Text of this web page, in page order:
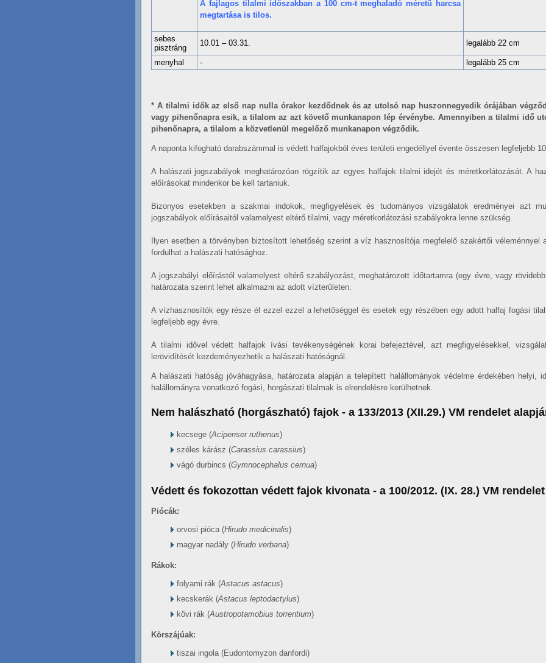
A fajlagos tilalmi időszakban a 100 cm-t meghaladó méretű harcsa
megtartása is tilos.
sebes
pisztráng
10.01 – 03.31. legalább 22 cm
menyhal - legalább 25 cm
* A tilalmi idők az első nap nulla órakor kezdődnek és az utolsó nap huszonnegyedik órájában
vagy pihenőnapra esik, a tilalom az azt követő munkanapon lép érvénybe. Amennyiben a tilalmi idő
pihenőnapra, a tilalom a közvetlenül megelőző munkanapon végződik.
A naponta kifogható darabszámmal is védett halfajokból éves területi engedéllyel évente összesen legfeljebb
A halászati jogszabályok meghatározóan rögzítik az egyes halfajok tilalmi idejét és méretkorlátozását. A
előírásokat mindenkor be kell tartaniuk.
Bizonyos esetekben a szakmai indokok, megfigyelések és tudományos vizsgálatok eredményei azt
jogszabályok előírásaitól valamelyest eltérő tilalmi, vagy méretkorlátozási szabályokra lenne szükség.
Ilyen esetben a törvényben biztosított lehetőség szerint a víz hasznosítója megfelelő szakértői véleménnyel
fordulhat a halászati hatósághoz.
A jogszabályi előírástól valamelyest eltérő szabályozást, meghatározott időtartamra (egy évre, vagy
határozata szerint lehet alkalmazni az adott vízterületen.
A vízhasznosítók egy része él ezzel ezzel a lehetőséggel és esetek egy részében egy adott halfaj fogási
legfeljebb egy évre.
A tilalmi idővel védett halfajok ívási tevékenységének korai befejeztével, azt megfigyelésekkel,
lerövidítését kezdeményezhetik a halászati hatóságnál.
A halászati hatóság jóváhagyása, határozata alapján a telepített halállományok védelme érdekében helyi,
halállományra vonatkozó fogási, horgászati tilalmak is elrendelésre kerülhetnek.
Nem halászható (horgászható) fajok - a 133/2013 (XII.29.) VM rendelet
kecsege (Acipenser ruthenus)
széles kárász (Carassius carassius)
vágó durbincs (Gymnocephalus cernua)
Védett és fokozottan védett fajok kivonata - a 100/2012. (IX. 28.) VM
Piócák:
orvosi pióca (Hirudo medicinalis)
magyar nadály (Hirudo verbana)
Rákok:
folyami rák (Astacus astacus)
kecskerák (Astacus leptodactylus)
kövi rák (Austropotamobius torrentium)
Körszájúak:
tiszai ingola (Eudontomyzon danfordi)